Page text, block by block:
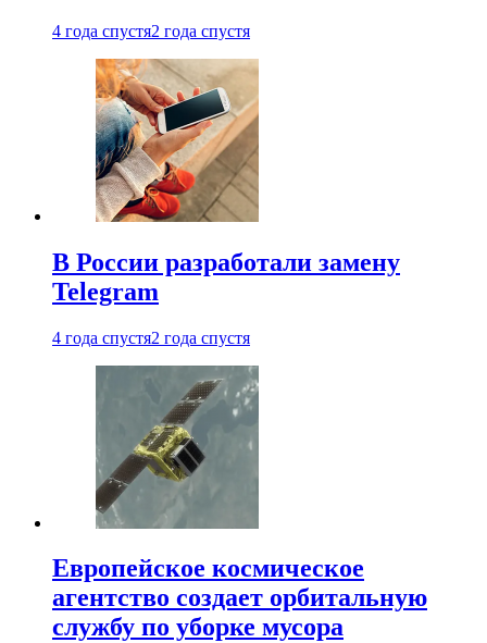
4 года спустя2 года спустя
В России разработали замену
Telegram
4 года спустя2 года спустя
Европейское космическое
агентство создает орбитальную
службу по уборке мусора